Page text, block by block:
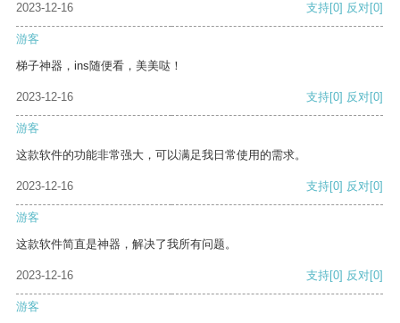
2023-12-16 支持[0] 反对[0]
游客
梯子神器，ins随便看，美美哒！
2023-12-16 支持[0] 反对[0]
游客
这款软件的功能非常强大，可以满足我日常使用的需求。
2023-12-16 支持[0] 反对[0]
游客
这款软件简直是神器，解决了我所有问题。
2023-12-16 支持[0] 反对[0]
游客